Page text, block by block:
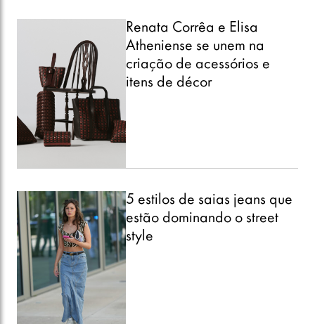
Renata Corrêa e Elisa
Atheniense se unem na
criação de acessórios e
itens de décor
5 estilos de saias jeans que
estão dominando o street
style